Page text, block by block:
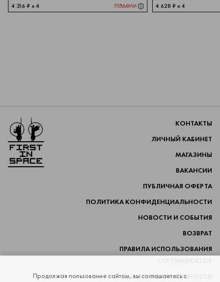
4 316 ₽ x 4 4 628 ₽ x 4
Перейти на главную
КОНТАКТЫ
ЛИЧНЫЙ КАБИНЕТ
МАГАЗИНЫ
ВАКАНСИИ
ПУБЛИЧНАЯ ОФЕРТА
ПОЛИТИКА КОНФИДЕНЦИАЛЬНОСТИ
НОВОСТИ И СОБЫТИЯ
ВОЗВРАТ
ПРАВИЛА ИСПОЛЬЗОВАНИЯ
ПРОГРАММА ЛОЯЛЬНОСТИ
Продолжая пользование сайтом, вы соглашаетесь с